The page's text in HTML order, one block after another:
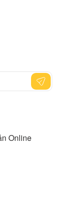
Online